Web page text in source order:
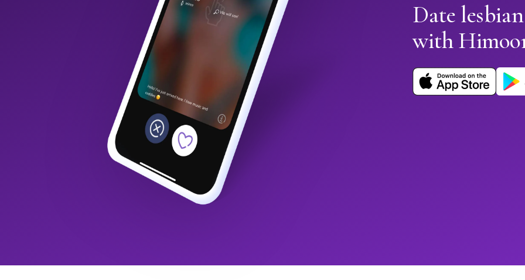
Date
with